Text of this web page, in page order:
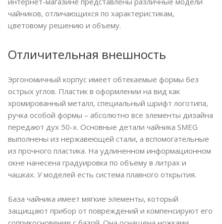
чайников, отличающихся по характеристикам,
цветовому решению и объему.
Отличительная внешность
Эргономичный корпус имеет обтекаемые формы без
острых углов. Пластик в оформлении на вид как
хромированный металл, специальный шрифт логотипа,
ручка особой формы – абсолютно все элементы дизайна
передают дух 50-х. Основные детали чайника SMEG
выполнены из нержавеющей стали, а вспомогательные
из прочного пластика. На удлиненном информационном
окне нанесена градуировка по объему в литрах и
чашках. У моделей есть система плавного открытия.
База чайника имеет мягкие элементы, который
защищают прибор от повреждений и компенсируют его